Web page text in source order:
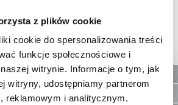
z plików cookie
cookie do spersonalizowania treści
funkcje społecznościowe i
witrynie. Informacje o tym, jak
witryny, udostępniamy partnerom
reklamowym i analitycznym.
KOLEKCJI